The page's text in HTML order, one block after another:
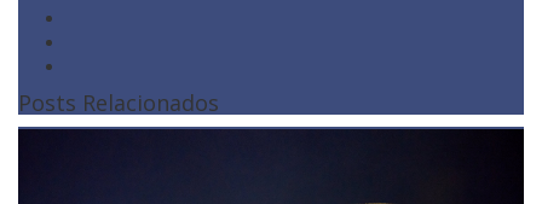
Posts Relacionados